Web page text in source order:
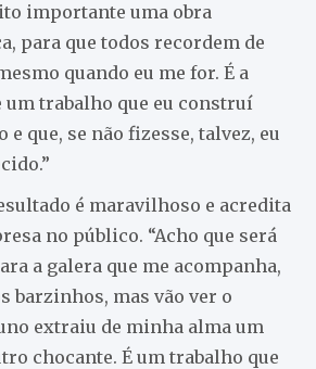
importante uma obra
para que todos recordem de
quando eu me for. É a
um trabalho que eu construí
e que, se não fizesse, talvez, eu
é maravilhoso e acredita
no público. “Acho que será
a galera que me acompanha,
barzinhos, mas vão ver o
extraiu de minha alma um
chocante. É um trabalho que